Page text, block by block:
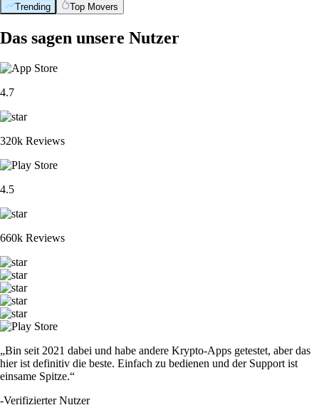
Trending Top Movers
Das sagen unsere Nutzer
4.7
320k Reviews
4.5
660k Reviews
„Bin seit 2021 dabei und habe andere Krypto-Apps getestet, aber das
hier ist definitiv die beste. Einfach zu bedienen und der Support ist
einsame Spitze.“
-Verifizierter Nutzer